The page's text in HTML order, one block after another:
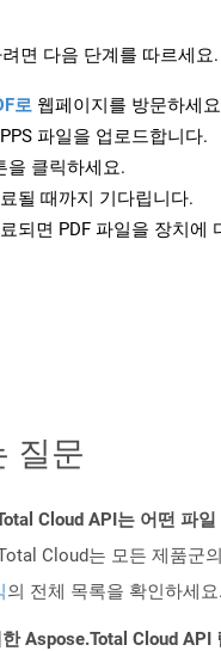
면 다음 단계를 따르세요.
로 웹페이지를 방문하세
파일을 업로드합니다.
을 클릭하세요.
될 때까지 기다립니다.
되면 PDF 파일을 장치에
질문
Cloud API는 어떤 파
Cloud는 모든 제품군
의 전체 목록을 확인하세요.
Aspose.Total Cloud